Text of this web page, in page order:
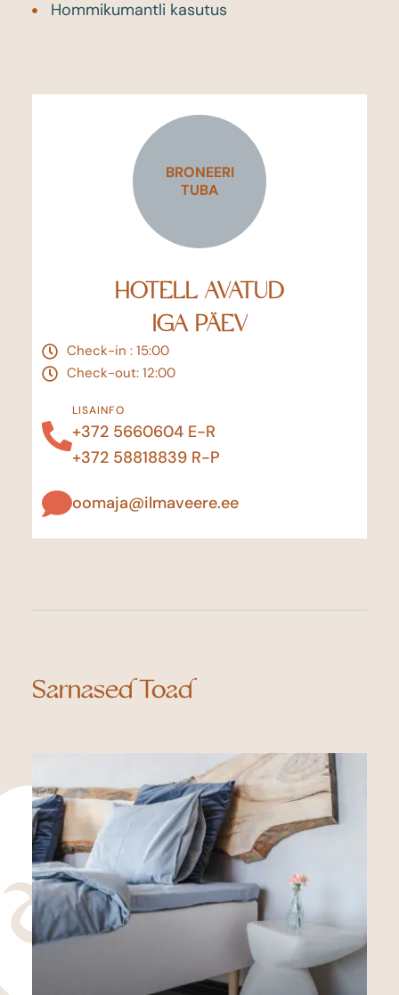
Hommikumantli kasutus
BRONEERI
TUBA
HOTELL AVATUD
IGA PÄEV
Check-in : 15:00
Check-out: 12:00
LISAINFO
+372 5660604 E-R
+372 58818839 R-P
oomaja@ilmaveere.ee
Sarnased Toad